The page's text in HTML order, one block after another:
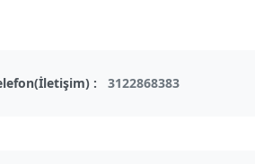
: 3122868383